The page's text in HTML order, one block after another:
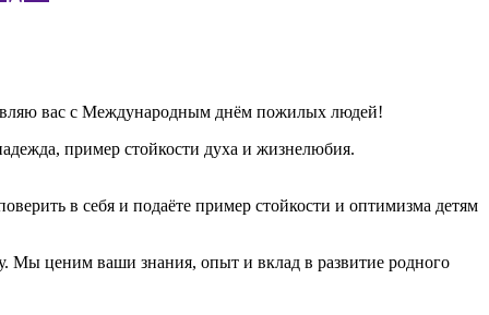
вас с Международным днём пожилых людей!
пример стойкости духа и жизнелюбия.
в себя и подаёте пример стойкости и оптимизма детям
Мы ценим ваши знания, опыт и вклад в развитие родного